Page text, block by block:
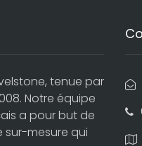
tenue par
Notre équipe
a pour but de
mesure qui